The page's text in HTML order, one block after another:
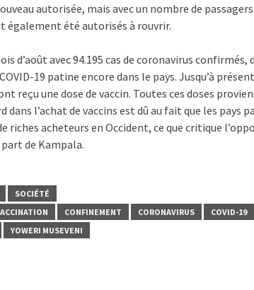
autorisée, mais avec un nombre de
également été autorisés à rouvrir.
d’août avec 94.195 cas de coronavirus confirmés,
19 patine encore dans le pays. Jusqu’à
reçu une dose de vaccin. Toutes ces doses
l’achat de vaccins est dû au fait que les pays
riches acheteurs en Occident, ce que critique
de Kampala.
SOCIÉTÉ
CONFINEMENT CORONAVIRUS COVID-19
YOWERI MUSEVENI